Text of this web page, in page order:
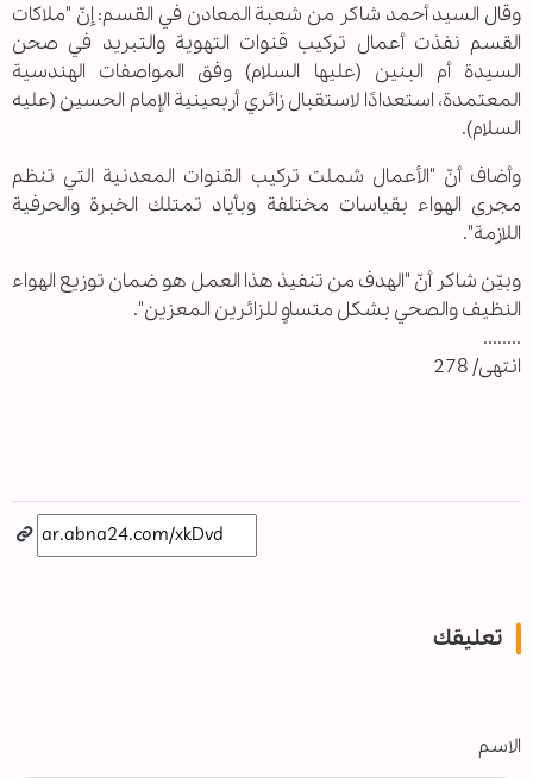
وقال السيد أحمد شاكر من شعبة المعادن في القسم: إنّ "ملاكات
القسم نفذت أعمال تركيب قنوات التهوية والتبريد في صحن
السيدة أم البنين (عليها السلام) وفق المواصفات الهندسية
المعتمدة، استعدادًا لاستقبال زائري أربعينية الإمام الحسين (عليه
السلام).
وأضاف أنّ "الأعمال شملت تركيب القنوات المعدنية التي تنظم
مجرى الهواء بقياسات مختلفة وبأياد تمتلك الخبرة والحرفية
اللازمة".
وبيّن شاكر أنّ "الهدف من تنفيذ هذا العمل هو ضمان توزيع الهواء
النظيف والصحي بشكل متساوٍ للزائرين المعزين".
........
انتهى/ 278
تعليقك
الاسم